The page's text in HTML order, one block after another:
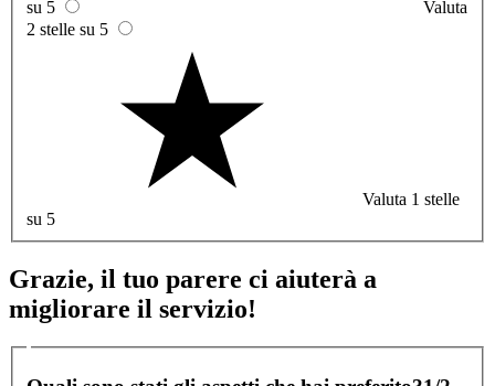
su 5
Valuta
2 stelle su 5
Valuta 1 stelle
su 5
Grazie, il tuo parere ci aiuterà a
migliorare il servizio!